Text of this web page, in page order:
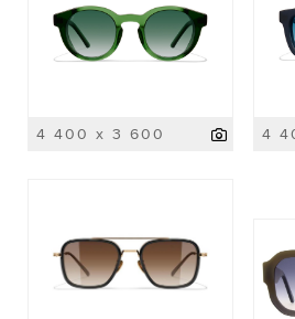
4 400 x 3 600 4